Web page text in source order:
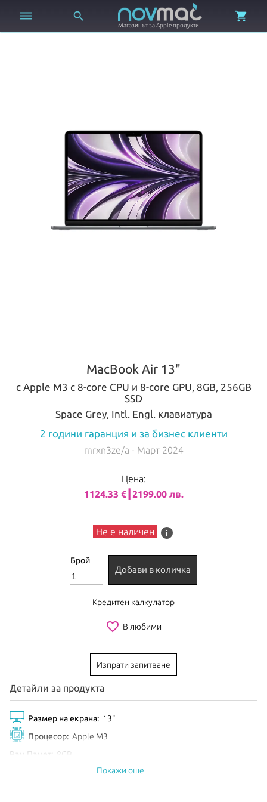
 
Магазинът за Apple продукти

MacBook Air 13"
с Apple M3 с 8-core CPU и 8-core GPU, 8GB, 256GB
SSD
Space Grey, Intl. Engl. клавиатура
2 години гаранция и за бизнес клиенти
mrxn3ze/a - Март 2024
Цена:
1124.33 €┃2199.00 лв.
Не е наличен info
Брой
Добави в количка
Кредитен калкулатор
favorite_border В любими
Изпрати запитване
Детайли за продукта
Размер на екрана: 13"
Процесор: Apple M3
Рам Памет:
8GB
256GB SSD
Покажи още